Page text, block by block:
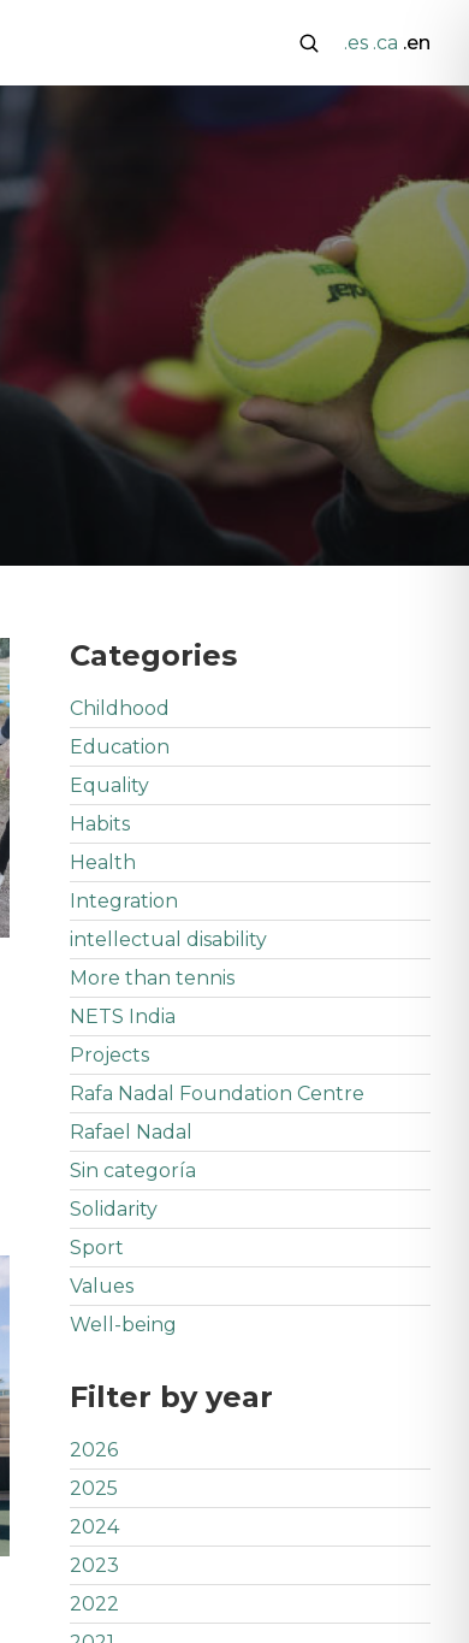
.es .ca .en
Categories
Childhood
Education
Equality
Habits
Health
Integration
intellectual disability
More than tennis
NETS India
Projects
Rafa Nadal Foundation Centre
Rafael Nadal
Sin categoría
Solidarity
Sport
Values
Well-being
Filter by year
2026
2025
2024
2023
2022